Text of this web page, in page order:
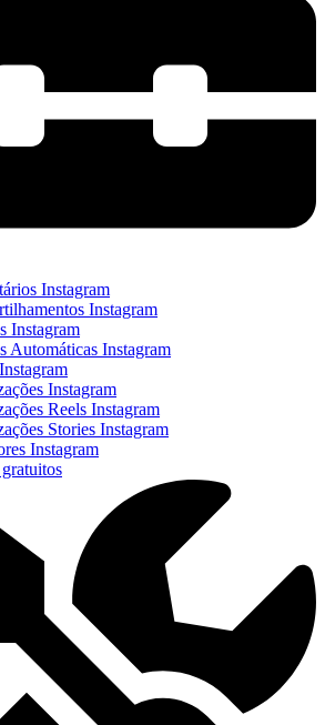
Instagram
Instagram
Instagram
Automáticas Instagram
Instagram
Reels Instagram
Stories Instagram
Instagram